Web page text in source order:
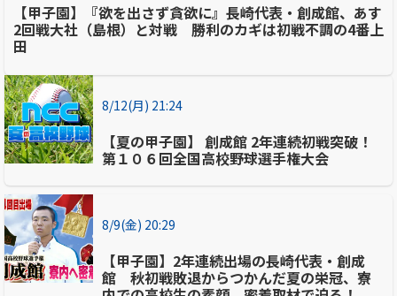
【甲子園】『欲を出さず貪欲に』長崎代表・創成館、あす
2回戦大社（島根）と対戦 勝利のカギは初戦不調の4番上
田
8/12(月) 21:24
【夏の甲子園】 創成館 2年連続初戦突破！
第１０６回全国高校野球選手権大会
8/9(金) 20:29
【甲子園】2年連続出場の長崎代表・創成
館 秋初戦敗退からつかんだ夏の栄冠、寮